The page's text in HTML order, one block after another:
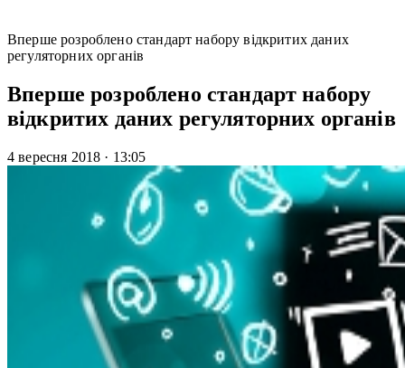
Вперше розроблено стандарт набору відкритих даних
регуляторних органів
Вперше розроблено стандарт набору
відкритих даних регуляторних органів
4 вересня 2018 · 13:05